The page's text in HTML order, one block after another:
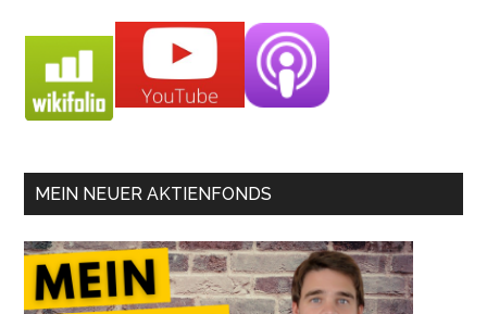
MEIN NEUER AKTIENFONDS